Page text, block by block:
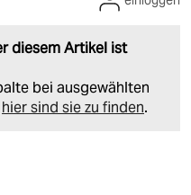
diesem Artikel ist
bei ausgewählten
hier sind sie zu finden.